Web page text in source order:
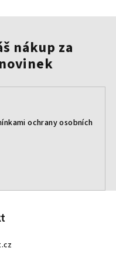
nákup za
ochrany osobních